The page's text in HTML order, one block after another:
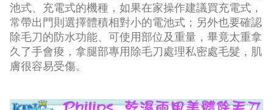
池式、充電式的機種，如果在家操作建議買充電式，
常帶出門則選擇體積相對小的電池式；另外也要確認
除毛刀的防水功能、可使用部位及重量，畢竟太重拿
久了手會痠，拿腿部專用除毛刀處理私密處毛髮，肌
膚很容易受傷。